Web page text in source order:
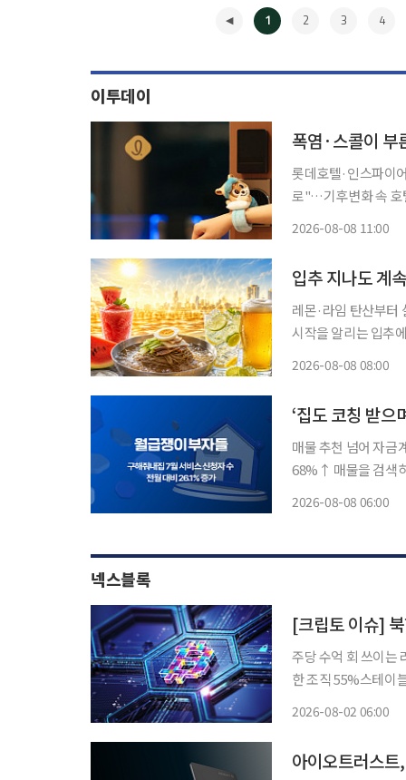
1 2 3 4
이투데이
폭염·스콜이 부
롯데호텔·인스파이
로"…기후변화 속 호텔가 '체류형 콘
2026-08-08 11:00
입추 지나도 계
레몬·라임 탄산부터 살
시작을 알리는 입추
2026-08-08 08:00
‘집도 코칭 받으
매물 추천 넘어 자
68%↑ 매물을 검색하고 비교하는 데서 그치지 않고 자금계획부터 지역·단지 선택, 세금 검
2026-08-08 06:00
넥스블록
주당 수억 회 쓰이는
한 조직 55%스테이
2026-08-02 06:00
아이오트러스트